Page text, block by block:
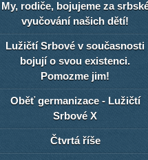
My, rodiče, bojujeme za
vyučování našich dětí!
Lužičtí Srbové v současnosti
bojují o svou existenci.
Pomozme jim!
Oběť germanizace - Lužičtí
Srbové X
Čtvrtá říše